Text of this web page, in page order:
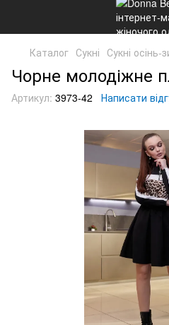
Каталог Сукні Сукні осінь-
Чорне молодіжне
Артикул: 3973-42 Написати